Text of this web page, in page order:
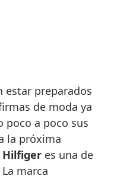
estar preparados
de moda ya
poco a poco sus
la próxima
Hilfiger es una de
marca